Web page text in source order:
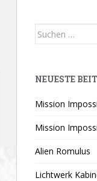
Suchen
NEUESTE
Mission
Mission
Alien Romulus
Lichtwerk